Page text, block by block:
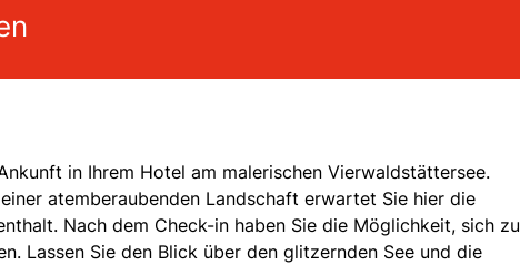
in Ihrem Hotel am malerischen Vierwaldstättersee.
atemberaubenden Landschaft erwartet Sie hier die
Nach dem Check-in haben Sie die Möglichkeit, sich zu
Lassen Sie den Blick über den glitzernden See und die